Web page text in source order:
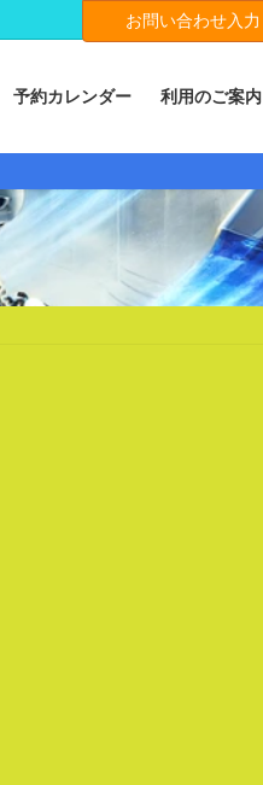
お問い合わせ入力
予約カレンダー 利用のご案内